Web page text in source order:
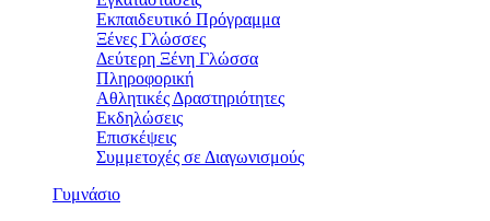
Εκπαιδευτικό Πρόγραμμα
Ξένες Γλώσσες
Δεύτερη Ξένη Γλώσσα
Πληροφορική
Αθλητικές Δραστηριότητες
Εκδηλώσεις
Επισκέψεις
Συμμετοχές σε Διαγωνισμούς
Γυμνάσιο